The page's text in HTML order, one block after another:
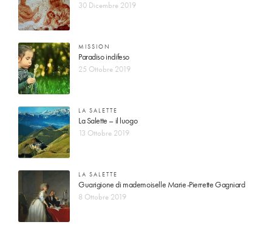
30 Dicembre 2019
MISSION
Paradiso indifeso
25 Ottobre 2019
LA SALETTE
La Salette – il luogo
13 Ottobre 2019
LA SALETTE
Guarigione di mademoiselle Marie-Pierrette Gagniard
8 Ottobre 2019